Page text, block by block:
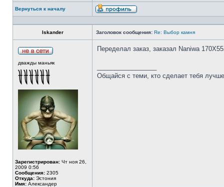
Вернуться к началу
Iskander Заголовок сообщения: Re: Выбор камня
дважды маньяк
Зарегистрирован: Чт ноя 26,
2009 0:56
Сообщения: 2305
Откуда: Эстония
Имя: Александер
Переделал заказ, заказал Naniwa
Общайся с теми, кто сделает тебя